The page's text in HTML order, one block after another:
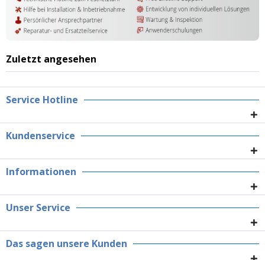
Zuletzt angesehen
Service Hotline
Kundenservice
Informationen
Unser Service
Das sagen unsere Kunden